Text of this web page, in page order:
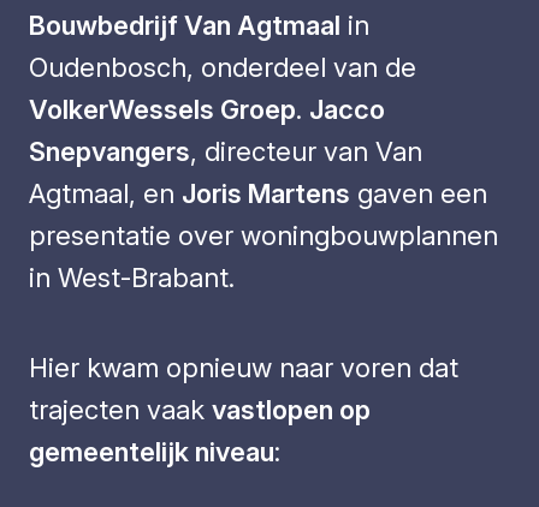
Bouwbedrijf Van Agtmaal in
Oudenbosch, onderdeel van de
VolkerWessels Groep. Jacco
Snepvangers, directeur van Van
Agtmaal, en Joris Martens gaven een
presentatie over woningbouwplannen
in West-Brabant.
Hier kwam opnieuw naar voren dat
trajecten vaak vastlopen op
gemeentelijk niveau: